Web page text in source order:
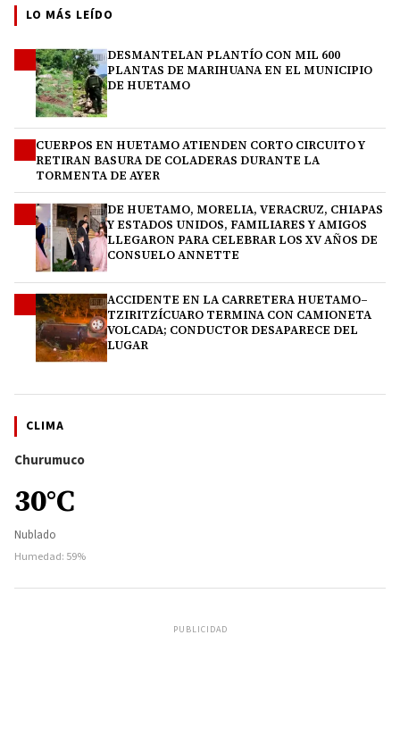
LO MÁS LEÍDO
DESMANTELAN PLANTÍO CON MIL 600
PLANTAS DE MARIHUANA EN EL MUNICIPIO
DE HUETAMO
CUERPOS EN HUETAMO ATIENDEN CORTO CIRCUITO Y
RETIRAN BASURA DE COLADERAS DURANTE LA
TORMENTA DE AYER
DE HUETAMO, MORELIA, VERACRUZ, CHIAPAS
Y ESTADOS UNIDOS, FAMILIARES Y AMIGOS
LLEGARON PARA CELEBRAR LOS XV AÑOS DE
CONSUELO ANNETTE
ACCIDENTE EN LA CARRETERA HUETAMO–
TZIRITZÍCUARO TERMINA CON CAMIONETA
VOLCADA; CONDUCTOR DESAPARECE DEL
LUGAR
CLIMA
Churumuco
30°C
Nublado
Humedad: 59%
PUBLICIDAD